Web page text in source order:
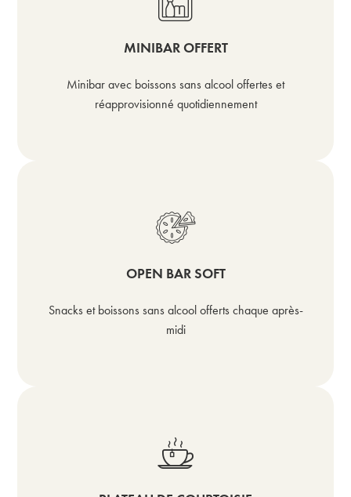
MINIBAR OFFERT
Minibar avec boissons sans alcool offertes et
réapprovisionné quotidiennement
OPEN BAR SOFT
Snacks et boissons sans alcool offerts chaque après-
midi